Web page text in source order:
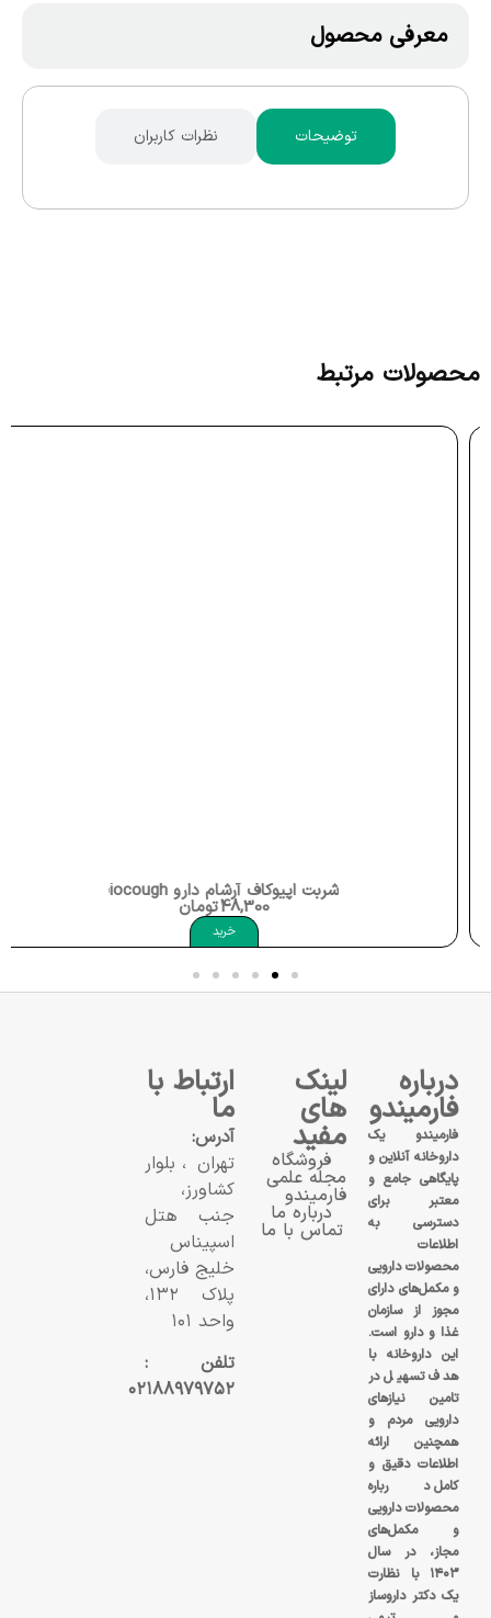
معرفی محصول
توضیحات نظرات کاربران
محصولات مرتبط
شربت اپیوکاف آرشام دارو Opiocough
48,300تومان
خرید
درباره
فارمیندو
فارمیندو یک
داروخانه آنلاین و
پایگاهی جامع و
معتبر برای
دسترسی به
اطلاعات
محصولات دارویی
و مکمل‌های دارای
مجوز از سازمان
غذا و دارو است.
این داروخانه با
هدف تسهیل در
تامین نیازهای
دارویی مردم و
همچنین ارائه
اطلاعات دقیق و
کامل درباره
محصولات دارویی
و مکمل‌های
مجاز، در سال
۱۴۰۳ با نظارت
یک دکتر داروساز
لینک
های
مفید
فروشگاه
مجله علمی
فارمیندو
درباره ما
تماس با ما
ارتباط با
ما
آدرس:
تهران، بلوار
کشاورز،
جنب هتل
اسپیناس
خلیج فارس،
پلاک ۱۳۲،
واحد ۱۰۱
تلفن :
۰۲۱۸۸۹۷۹۷۵۲